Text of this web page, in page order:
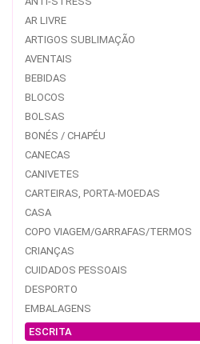
AR LIVRE
ARTIGOS SUBLIMAÇÃO
AVENTAIS
BEBIDAS
BLOCOS
BOLSAS
BONÉS / CHAPÉU
CANECAS
CANIVETES
CARTEIRAS, PORTA-MOEDAS
CASA
COPO VIAGEM/GARRAFAS/TERMOS
CRIANÇAS
CUIDADOS PESSOAIS
DESPORTO
EMBALAGENS
ESCRITA